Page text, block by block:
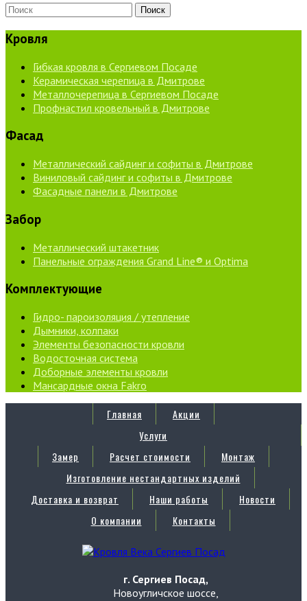
Кровля
Гибкая кровля в Сергиевом Посаде
Керамическая черепица в Дмитрове
Металлочерепица в Сергиевом Посаде
Профнастил кровельный в Дмитрове
Фасад
Металлический сайдинг и софиты в Дмитрове
Виниловый сайдинг и софиты в Дмитрове
Фасадные панели в Дмитрове
Забор
Металлический штакетник
Панельные ограждения Grand Line® и Optima
Комплектующие
Гидро- пароизоляция / утепление
Дымники, колпаки
Элементы безопасности кровли
Водосточная система
Доборные элементы кровли
Мансардные окна Fakro
Главная
Акции
Услуги
Замер
Расчет стоимости
Монтаж
Изготовление нестандартных изделий
Доставка и возврат
Наши работы
Новости
О компании
Контакты
г. Сергиев Посад,
Новоугличское шоссе,